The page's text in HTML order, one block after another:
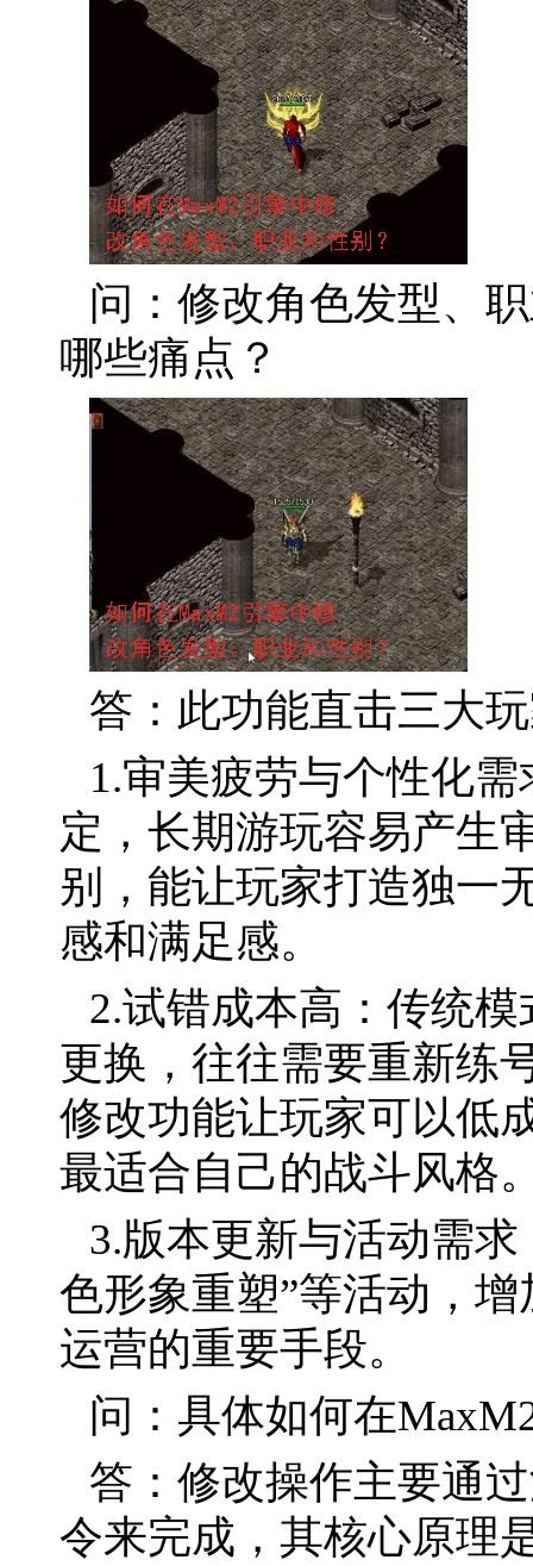
问：修改角色发型、
哪些痛点？
答：此功能直击三大
1.审美疲劳与个性化
定，长期游玩容易产生
别，能让玩家打造独一
感和满足感。
2.试错成本高：传统
更换，往往需要重新练
修改功能让玩家可以低
最适合自己的战斗风格
3.版本更新与活动需
色形象重塑”等活动，
运营的重要手段。
问：具体如何在
答：修改操作主要通
令来完成，其核心原理